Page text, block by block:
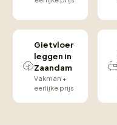
Gietvloer
leggen in
Zaandam
Vakman +
eerlijke prijs